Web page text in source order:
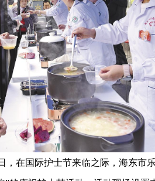
在国际护士节来临之际，海东市